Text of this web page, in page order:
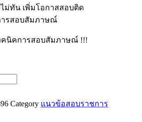
ม่ทัน เพิ่มโอกาสสอบติด
ารสอบสัมภาษณ์
คนิคการสอบสัมภาษณ์ !!!
Category แนวข้อสอบราชการ